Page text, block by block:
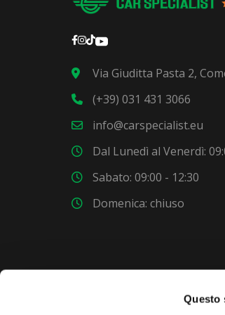
Questo
Via Giuditta Pasta 2,
(+39) 031 431 3066
info@carspecialist.eu
Dal Lunedì al Venerdì:
Sabato: 09:00 - 12:30
Domenica: chiuso